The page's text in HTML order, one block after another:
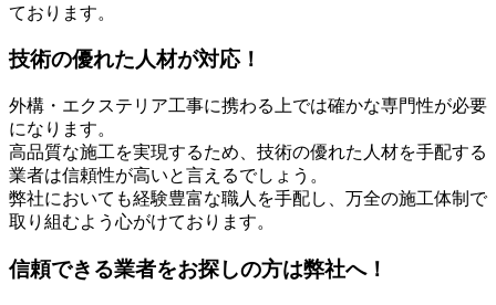
ております。
技術の優れた人材が対応！
外構・エクステリア工事に携わる上では確かな専門性が必要
になります。
高品質な施工を実現するため、技術の優れた人材を手配する
業者は信頼性が高いと言えるでしょう。
弊社においても経験豊富な職人を手配し、万全の施工体制で
取り組むよう心がけております。
信頼できる業者をお探しの方は弊社へ！